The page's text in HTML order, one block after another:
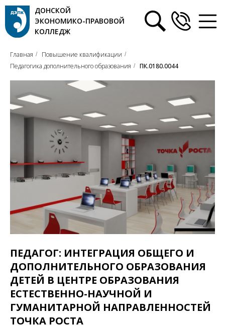
ДОНСКОЙ
ЭКОНОМИКО-ПРАВОВОЙ
КОЛЛЕДЖ
Главная / Повышение квалификации /
Педагогика дополнительного образования / ПК.0180.0044
ПЕДАГОГ: ИНТЕГРАЦИЯ ОБЩЕГО И
ДОПОЛНИТЕЛЬНОГО ОБРАЗОВАНИЯ
ДЕТЕЙ В ЦЕНТРЕ ОБРАЗОВАНИЯ
ЕСТЕСТВЕННО-НАУЧНОЙ И
ГУМАНИТАРНОЙ НАПРАВЛЕННОСТЕЙ
ТОЧКА РОСТА